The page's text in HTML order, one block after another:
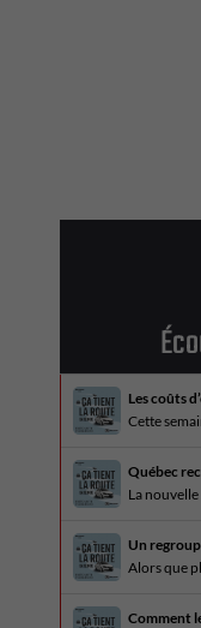
Les coûts